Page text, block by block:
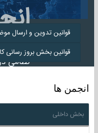
انجمن
نظامی در
قوانین تدوین و ارسال
قوانین بخش بروز رسانی
انجمن ها
بخش داخلی